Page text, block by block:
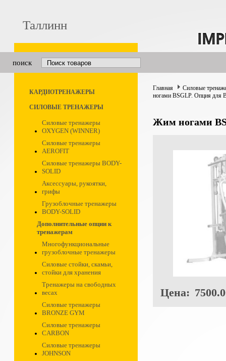
Таллинн
поиск
КАРДИОТРЕНАЖЕРЫ
СИЛОВЫЕ ТРЕНАЖЕРЫ
Силовые тренажеры
OXYGEN (WINNER)
Силовые тренажеры
AEROFIT
Силовые тренажеры BODY-
SOLID
Аксессуары, рукоятки,
грифы
Грузоблочные тренажеры
BODY-SOLID
Дополнительные опции к
тренажерам
Многофункциональные
грузоблочные тренажеры
Силовые стойки, скамьи,
стойки для хранения
Тренажеры на свободных
весах
Силовые тренажеры
BRONZE GYM
Силовые тренажеры
CARBON
Силовые тренажеры
JOHNSON
Главная
Силовые
ногами BSGLP. Опция для
Жим ногами
Цена: